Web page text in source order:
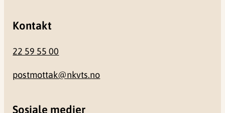
Kontakt
22 59 55 00
postmottak@nkvts.no
Sosiale medier